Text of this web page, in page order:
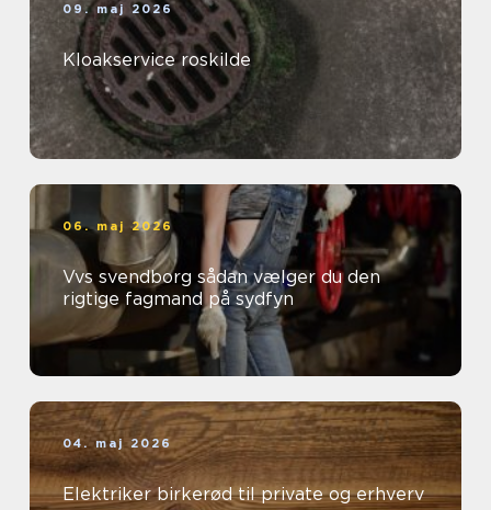
09. maj 2026
Kloakservice roskilde
06. maj 2026
Vvs svendborg sådan vælger du den
rigtige fagmand på sydfyn
04. maj 2026
Elektriker birkerød til private og erhverv